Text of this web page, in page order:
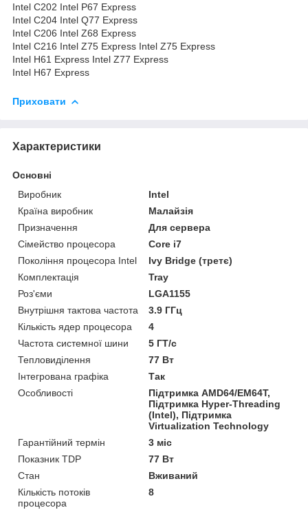
Intel C202 Intel P67 Express
Intel C204 Intel Q77 Express
Intel C206 Intel Z68 Express
Intel C216 Intel Z75 Express Intel Z75 Express
Intel H61 Express Intel Z77 Express
Intel H67 Express
Приховати
Характеристики
Основні
Виробник
Intel
Країна виробник
Малайзія
Призначення
Для сервера
Сімейство процесора
Core i7
Покоління процесора Intel
Ivy Bridge (третє)
Комплектація
Tray
Роз'єми
LGA1155
Внутрішня тактова частота
3.9 ГГц
Кількість ядер процесора
4
Частота системної шини
5 ГТ/с
Тепловиділення
77 Вт
Інтегрована графіка
Так
Особливості
Підтримка AMD64/EM64T,
Підтримка Hyper-Threading
(Intel), Підтримка
Virtualization Technology
Гарантійний термін
3 міс
Показник TDP
77 Вт
Стан
Вживаний
Кількість потоків
процесора
8